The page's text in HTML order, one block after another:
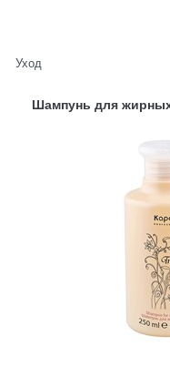
Уход
Шампунь для